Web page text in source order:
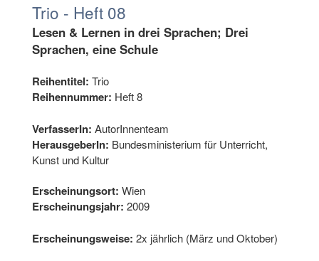
Trio - Heft 08
Lesen & Lernen in drei Sprachen; Drei
Sprachen, eine Schule
Reihentitel: Trio
Reihennummer: Heft 8
VerfasserIn: AutorInnenteam
HerausgeberIn: Bundesministerium für Unterricht,
Kunst und Kultur
Erscheinungsort: Wien
Erscheinungsjahr: 2009
Erscheinungsweise: 2x jährlich (März und Oktober)